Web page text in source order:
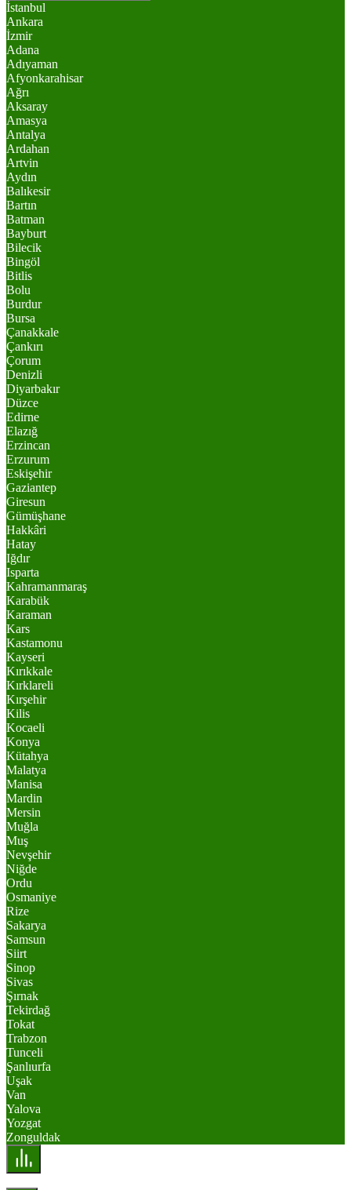
İstanbul
Ankara
İzmir
Adana
Adıyaman
Afyonkarahisar
Ağrı
Aksaray
Amasya
Antalya
Ardahan
Artvin
Aydın
Balıkesir
Bartın
Batman
Bayburt
Bilecik
Bingöl
Bitlis
Bolu
Burdur
Bursa
Çanakkale
Çankırı
Çorum
Denizli
Diyarbakır
Düzce
Edirne
Elazığ
Erzincan
Erzurum
Eskişehir
Gaziantep
Giresun
Gümüşhane
Hakkâri
Hatay
Iğdır
Isparta
Kahramanmaraş
Karabük
Karaman
Kars
Kastamonu
Kayseri
Kırıkkale
Kırklareli
Kırşehir
Kilis
Kocaeli
Konya
Kütahya
Malatya
Manisa
Mardin
Mersin
Muğla
Muş
Nevşehir
Niğde
Ordu
Osmaniye
Rize
Sakarya
Samsun
Siirt
Sinop
Sivas
Şırnak
Tekirdağ
Tokat
Trabzon
Tunceli
Şanlıurfa
Uşak
Van
Yalova
Yozgat
Zonguldak